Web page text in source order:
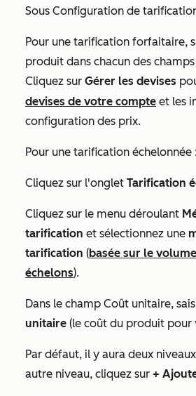
Sous Configuration de
Pour une tarification forfaitaire,
produit dans chacun des
Cliquez sur Gérer les devises
devises de votre compte et les
configuration des prix.
Pour une tarification échelonnée
Cliquez sur l'onglet Tarification
Cliquez sur le menu déroulant
tarification et sélectionnez une
tarification (basée sur le volume
échelons).
Dans le champ Coût unitaire,
unitaire (le coût du produit pour
Par défaut, il y aura deux
autre niveau, cliquez sur +